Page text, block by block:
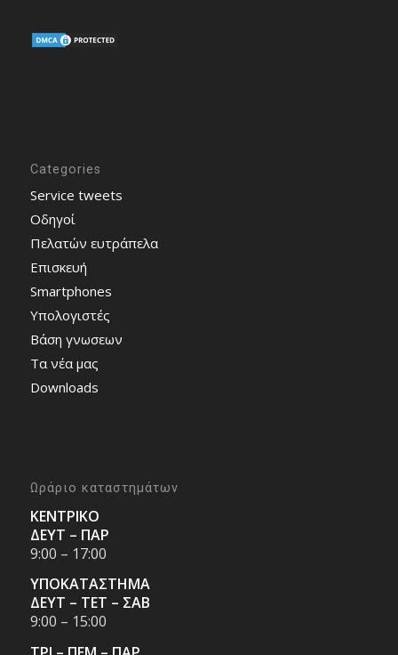
Categories
Service tweets
Οδηγοί
Πελατών ευτράπελα
Επισκευή
Smartphones
Υπολογιστές
Bάση γνωσεων
Τα νέα μας
Downloads
Ωράριο καταστημάτων
ΚΕΝΤΡΙΚΟ
ΔΕΥΤ – ΠΑΡ
9:00 – 17:00
ΥΠΟΚΑΤΑΣΤΗΜΑ
ΔΕΥΤ – ΤΕΤ – ΣΑΒ
9:00 – 15:00